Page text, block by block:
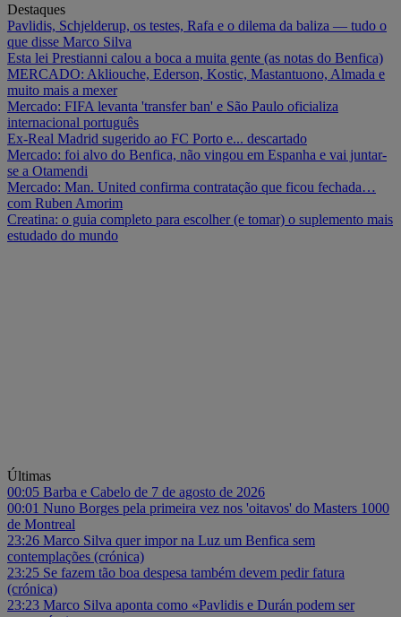
Destaques
Pavlidis, Schjelderup, os testes, Rafa e o dilema da baliza — tudo o
que disse Marco Silva
Esta lei Prestianni calou a boca a muita gente (as notas do Benfica)
MERCADO: Akliouche, Ederson, Kostic, Mastantuono, Almada e
muito mais a mexer
Mercado: FIFA levanta 'transfer ban' e São Paulo oficializa
internacional português
Ex-Real Madrid sugerido ao FC Porto e... descartado
Mercado: foi alvo do Benfica, não vingou em Espanha e vai juntar-
se a Otamendi
Mercado: Man. United confirma contratação que ficou fechada…
com Ruben Amorim
Creatina: o guia completo para escolher (e tomar) o suplemento mais
estudado do mundo
Últimas
00:05 Barba e Cabelo de 7 de agosto de 2026
00:01 Nuno Borges pela primeira vez nos 'oitavos' do Masters 1000
de Montreal
23:26 Marco Silva quer impor na Luz um Benfica sem
contemplações (crónica)
23:25 Se fazem tão boa despesa também devem pedir fatura
(crónica)
23:23 Marco Silva aponta como «Pavlidis e Durán podem ser